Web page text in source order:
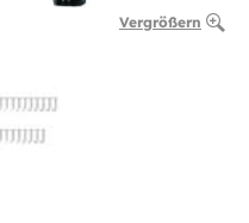
Vergrößern